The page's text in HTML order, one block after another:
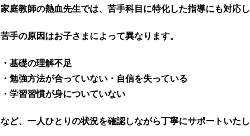
家庭教師の熱血先生では、苦手科目に特化した指導にも対応し
苦手の原因はお子さまによって異なります。
・基礎の理解不足
・勉強方法が合っていない ・自信を失っている
・学習習慣が身についていない
など、一人ひとりの状況を確認しながら丁寧にサポートいたし